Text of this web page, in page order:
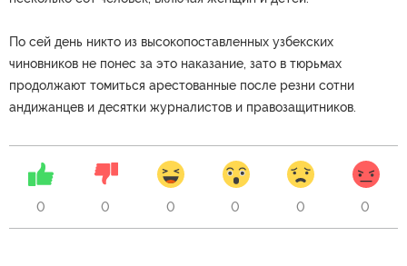
По сей день никто из высокопоставленных узбекских
чиновников не понес за это наказание, зато в тюрьмах
продолжают томиться арестованные после резни сотни
андижанцев и десятки журналистов и правозащитников.
0 0 0 0 0 0